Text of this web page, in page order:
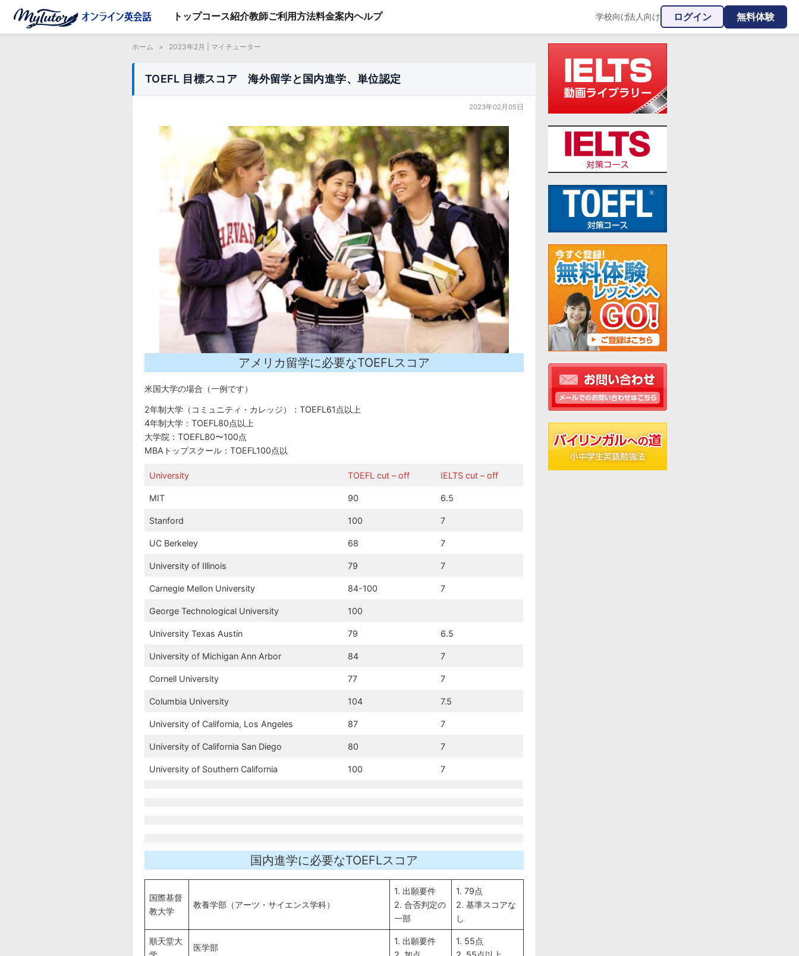
トップコース紹介教師ご利用方法料金案内ヘルプ 学校向け|法人向け ログイン 無料体験
ホーム > 2023年2月 | マイチューター
TOEFL 目標スコア 海外留学と国内進学、単位認定
2023年02月05日
アメリカ留学に必要なTOEFLスコア
米国大学の場合（一例です）
2年制大学（コミュニティ・カレッジ）：TOEFL61点以上
4年制大学：TOEFL80点以上
大学院：TOEFL80〜100点
MBAトップスクール：TOEFL100点以
University TOEFL cut – off IELTS cut – off
MIT 90 6.5
Stanford 100 7
UC Berkeley 68 7
University of Illinois 79 7
Carnegie Mellon University 84-100 7
George Technological University 100
University Texas Austin 79 6.5
University of Michigan Ann Arbor 84 7
Cornell University 77 7
Columbia University 104 7.5
University of California, Los Angeles 87 7
University of California San Diego 80 7
University of Southern California 100 7
国内進学に必要なTOEFLスコア
国際基督
教大学
教養学部（アーツ・サイエンス学科）
1. 出願要件
2. 合否判定の
一部
1. 79点
2. 基準スコアな
し
順天堂大
医学部
1. 出願要件
1. 55点